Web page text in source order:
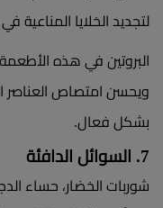
لتجديد الخلايا المناعية
البروتين في هذه
ويحسن امتصاص العناصر
بشكل فعال.
7. السوائل الدافئة
شوربات الخضار، حساء